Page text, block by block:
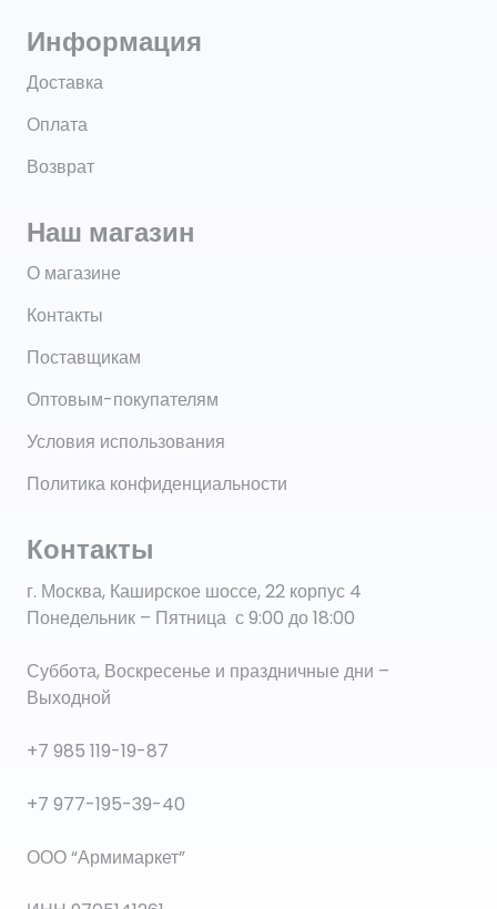
Информация
Доставка
Оплата
Возврат
Наш магазин
О магазине
Контакты
Поставщикам
Оптовым-покупателям
Условия использования
Политика конфиденциальности
Контакты
г. Москва, Каширское шоссе, 22 корпус 4
Понедельник – Пятница с 9:00 до 18:00
Суббота, Воскресенье и праздничные дни –
Выходной
+7 985 119-19-87
+7 977-195-39-40
ООО “Армимаркет”